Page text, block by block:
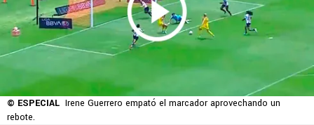
© ESPECIAL Irene Guerrero empató el marcador aprovechando un
rebote.